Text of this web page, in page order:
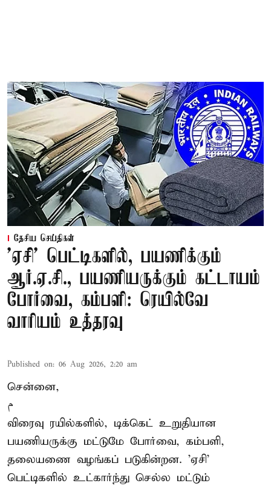
தேசிய செய்திகள்
'ஏசி' பெட்டிகளில், பயணிக்கும்
ஆர்.ஏ.சி., பயணியருக்கும் கட்டாயம்
போர்வை, கம்பளி: ரெயில்வே
வாரியம் உத்தரவு
Published on: 06 Aug 2026, 2:20 am
சென்னை,
م
விரைவு ரயில்களில், டிக்கெட் உறுதியான
பயணியருக்கு மட்டுமே போர்வை, கம்பளி,
தலையணை வழங்கப் படுகின்றன. 'ஏசி'
பெட்டிகளில் உட்கார்ந்து செல்ல மட்டும்